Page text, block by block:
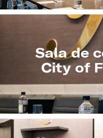
Sala de
City of